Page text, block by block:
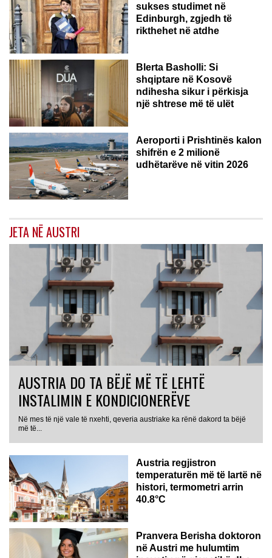
sukses studimet në
Edinburgh, zgjedh të
rikthehet në atdhe
Blerta Basholli: Si
shqiptare në Kosovë
ndihesha sikur i përkisja
një shtrese më të ulët
Aeroporti i Prishtinës kalon
shifrën e 2 milionë
udhëtarëve në vitin 2026
JETA NË AUSTRI
AUSTRIA DO TA BËJË MË TË LEHTË
INSTALIMIN E KONDICIONERËVE
Në mes të një vale të nxehti, qeveria austriake ka rënë dakord ta bëjë
më të...
Austria regjistron
temperaturën më të lartë në
histori, termometri arrin
40.8°C
AUSTRI
Pranvera Berisha doktoron
në Austri me hulumtim